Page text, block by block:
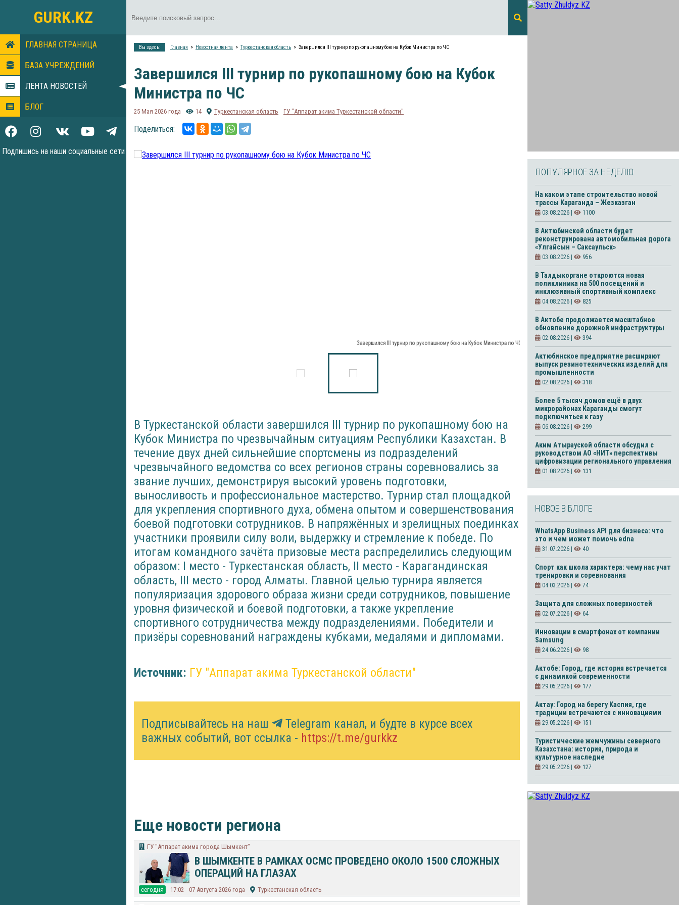
GURK.KZ
ГЛАВНАЯ СТРАНИЦА
БАЗА УЧРЕЖДЕНИЙ
ЛЕНТА НОВОСТЕЙ
БЛОГ
Подпишись на наши социальные сети
Вы здесь: Главная Новостная лента Туркестанская область Завершился III турнир по рукопашному бою на Кубок Министра по ЧС
Завершился III турнир по рукопашному бою на Кубок
Министра по ЧС
25 Мая 2026 года 14 Туркестанская область ГУ "Аппарат акима Туркестанской области"
Поделиться:
Завершился III турнир по рукопашному бою на Кубок Министра по ЧС
В Туркестанской области завершился III турнир по рукопашному бою на
Кубок Министра по чрезвычайным ситуациям Республики Казахстан. В
течение двух дней сильнейшие спортсмены из подразделений
чрезвычайного ведомства со всех регионов страны соревновались за
звание лучших, демонстрируя высокий уровень подготовки,
выносливость и профессиональное мастерство. Турнир стал площадкой
для укрепления спортивного духа, обмена опытом и совершенствования
боевой подготовки сотрудников. В напряжённых и зрелищных поединках
участники проявили силу воли, выдержку и стремление к победе. По
итогам командного зачёта призовые места распределились следующим
образом: I место - Туркестанская область, II место - Карагандинская
область, III место - город Алматы. Главной целью турнира является
популяризация здорового образа жизни среди сотрудников, повышение
уровня физической и боевой подготовки, а также укрепление
спортивного сотрудничества между подразделениями. Победители и
призёры соревнований награждены кубками, медалями и дипломами.
Источник: ГУ "Аппарат акима Туркестанской области"
Подписывайтесь на наш
Telegram канал, и будте в курсе всех
важных событий, вот ссылка - https://t.me/gurkkz
Еще новости региона
​ГУ "Аппарат акима города Шымкент"
В ШЫМКЕНТЕ В РАМКАХ ОСМС ПРОВЕДЕНО ОКОЛО 1500 СЛОЖНЫХ
ОПЕРАЦИЙ НА ГЛАЗАХ
cегодня 17:02 07 Августа 2026 года Туркестанская область
ПОПУЛЯРНОЕ ЗА НЕДЕЛЮ
На каком этапе строительство новой
трассы Караганда – Жезказган
03.08.2026 | 1100
В Актюбинской области будет
реконструирована автомобильная дорога
«Улгайсын – Саксаульск»
03.08.2026 | 956
В Талдыкоргане откроются новая
поликлиника на 500 посещений и
инклюзивный спортивный комплекс
04.08.2026 | 825
В Актобе продолжается масштабное
обновление дорожной инфраструктуры
02.08.2026 | 394
Актюбинское предприятие расширяют
выпуск резинотехнических изделий для
промышленности
02.08.2026 | 318
Более 5 тысяч домов ещё в двух
микрорайонах Караганды смогут
подключиться к газу
06.08.2026 | 299
Аким Атырауской области обсудил с
руководством АО «НИТ» перспективы
цифровизации регионального управления
01.08.2026 | 131
НОВОЕ В БЛОГЕ
WhatsApp Business API для бизнеса: что
это и чем может помочь edna
31.07.2026 | 40
Спорт как школа характера: чему нас учат
тренировки и соревнования
04.03.2026 | 74
Защита для сложных поверхностей
02.07.2026 | 64
Инновации в смартфонах от компании
Samsung
24.06.2026 | 98
Актобе: Город, где история встречается
с динамикой современности
29.05.2026 | 177
Актау: Город на берегу Каспия, где
традиции встречаются с инновациями
29.05.2026 | 151
Туристические жемчужины северного
Казахстана: история, природа и
культурное наследие
29.05.2026 | 127